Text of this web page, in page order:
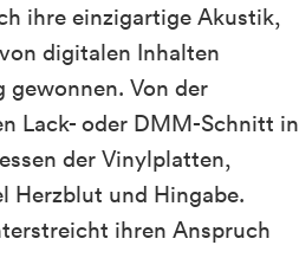
ihre einzigartige Akustik,
digitalen Inhalten
gewonnen. Von der
Lack- oder DMM-Schnitt in
der Vinylplatten,
Herzblut und Hingabe.
ihren Anspruch